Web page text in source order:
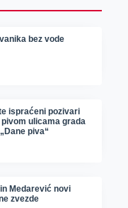
bez vode
ispraćeni pozivari
ulicama grada
piva“
Medarević novi
zvezde